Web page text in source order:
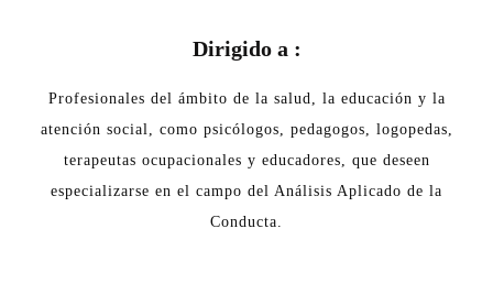
Dirigido a :
Profesionales del ámbito de la salud, la educación y la
atención social, como psicólogos, pedagogos, logopedas,
terapeutas ocupacionales y educadores, que deseen
especializarse en el campo del Análisis Aplicado de la
Conducta.